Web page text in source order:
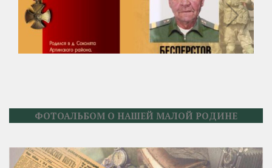
ФОТОАЛЬБОМ О НАШЕЙ МАЛОЙ РОДИНЕ